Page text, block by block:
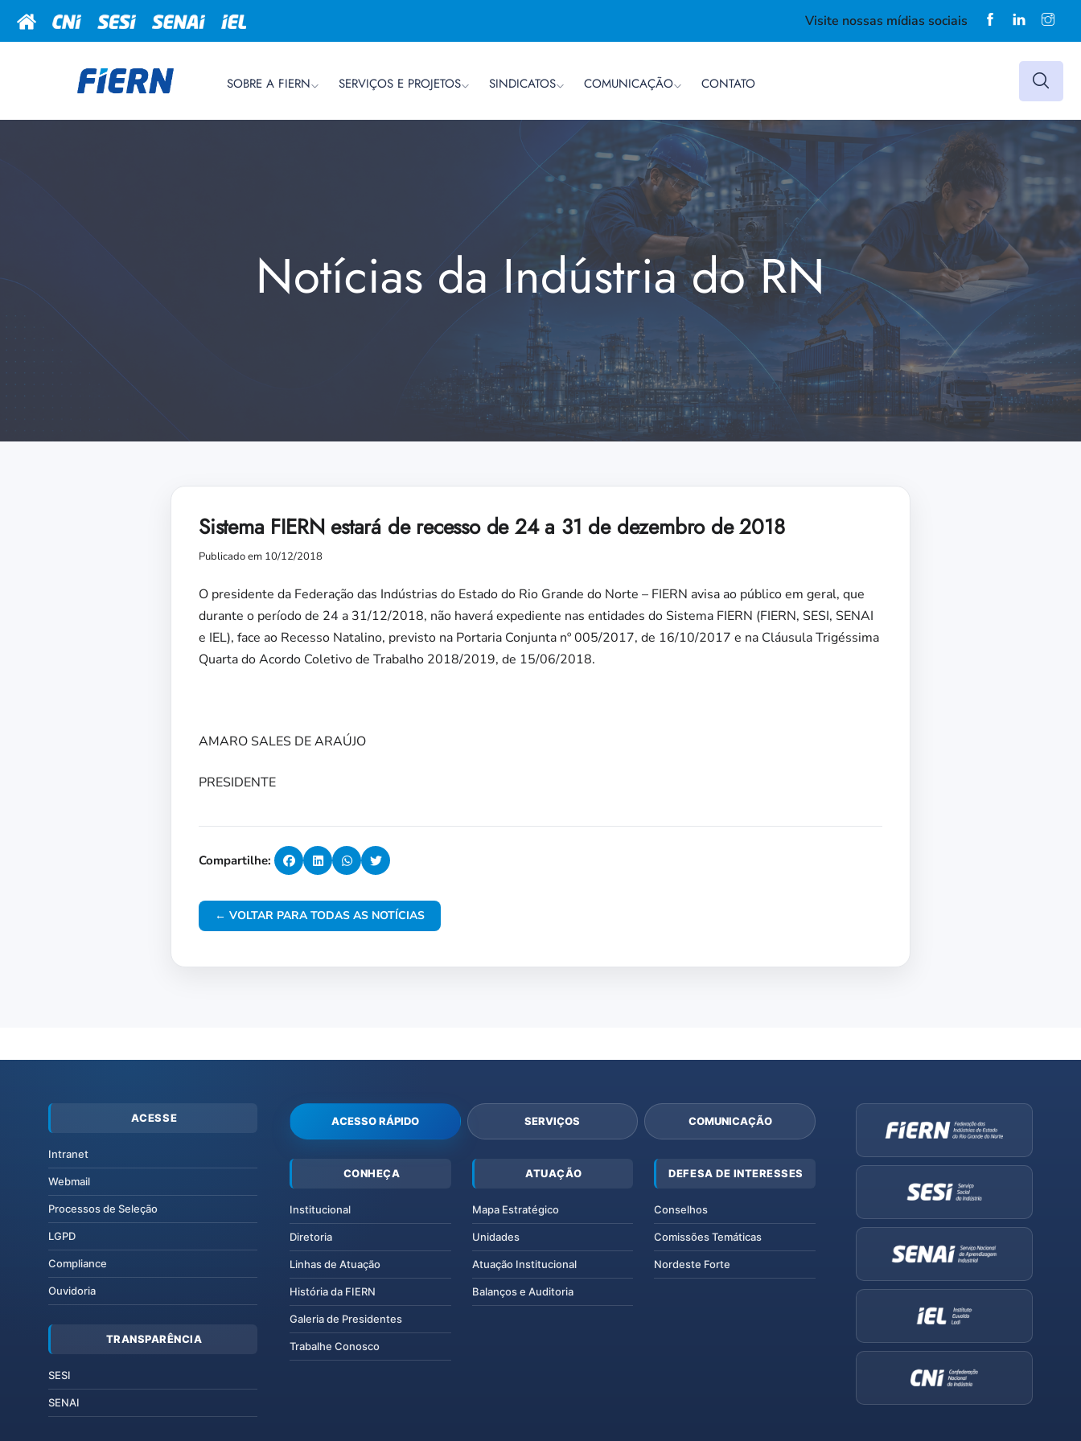
Visite nossas mídias sociais
SOBRE A FIERN SERVIÇOS E PROJETOS SINDICATOS COMUNICAÇÃO CONTATO
Notícias da Indústria do RN
Sistema FIERN estará de recesso de 24 a 31 de dezembro de 2018
Publicado em 10/12/2018
O presidente da Federação das Indústrias do Estado do Rio Grande do Norte – FIERN avisa ao público em geral, que
durante o período de 24 a 31/12/2018, não haverá expediente nas entidades do Sistema FIERN (FIERN, SESI, SENAI
e IEL), face ao Recesso Natalino, previsto na Portaria Conjunta nº 005/2017, de 16/10/2017 e na Cláusula Trigéssima
Quarta do Acordo Coletivo de Trabalho 2018/2019, de 15/06/2018.
AMARO SALES DE ARAÚJO
PRESIDENTE
Compartilhe:
← VOLTAR PARA TODAS AS NOTÍCIAS
ACESSE
Intranet
Webmail
Processos de Seleção
LGPD
Compliance
Ouvidoria
TRANSPARÊNCIA
SESI
SENAI
ACESSO RÁPIDO SERVIÇOS COMUNICAÇÃO
CONHEÇA
Institucional
Diretoria
Linhas de Atuação
História da FIERN
Galeria de Presidentes
Trabalhe Conosco
ATUAÇÃO
Mapa Estratégico
Unidades
Atuação Institucional
Balanços e Auditoria
DEFESA DE INTERESSES
Conselhos
Comissões Temáticas
Nordeste Forte